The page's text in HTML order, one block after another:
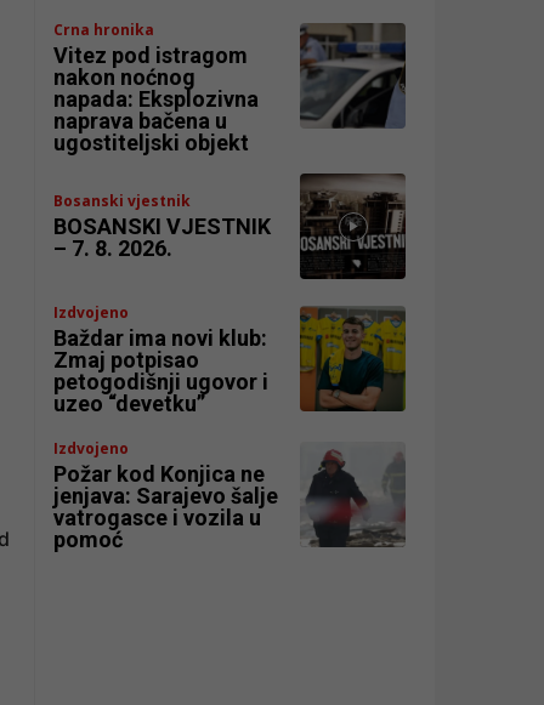
Crna hronika
Vitez pod istragom
nakon noćnog
napada: Eksplozivna
naprava bačena u
ugostiteljski objekt
Bosanski vjestnik
BOSANSKI VJESTNIK
– 7. 8. 2026.
Izdvojeno
Baždar ima novi klub:
Zmaj potpisao
petogodišnji ugovor i
uzeo “devetku”
Izdvojeno
Požar kod Konjica ne
jenjava: Sarajevo šalje
vatrogasce i vozila u
pomoć